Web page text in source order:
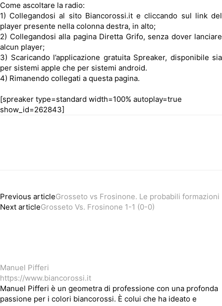
Come ascoltare la radio:
1) Collegandosi al sito Biancorossi.it e cliccando sul link del
player presente nella colonna destra, in alto;
2) Collegandosi alla pagina Diretta Grifo, senza dover lanciare
alcun player;
3) Scaricando l’applicazione gratuita Spreaker, disponibile sia
per sistemi apple che per sistemi android.
4) Rimanendo collegati a questa pagina.
[spreaker type=standard width=100% autoplay=true
show_id=262843]
Previous articleGrosseto vs Frosinone. Le probabili formazioni
Next articleGrosseto Vs. Frosinone 1-1 (0-0)
Manuel Pifferi
https://www.biancorossi.it
Manuel Pifferi è un geometra di professione con una profonda
passione per i colori biancorossi. È colui che ha ideato e